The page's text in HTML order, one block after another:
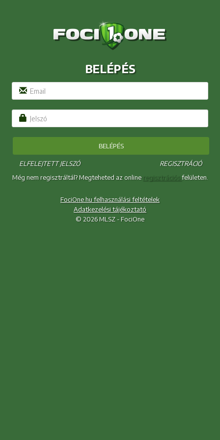
BELÉPÉS
BELÉPÉS
ELFELEJTETT JELSZÓ
REGISZTRÁCIÓ
Még nem regisztráltál? Megteheted az online regisztrációsfelületen.
FociOne.hu felhasználási feltételek
Adatkezelési tájékoztató
© 2026 MLSZ - FociOne